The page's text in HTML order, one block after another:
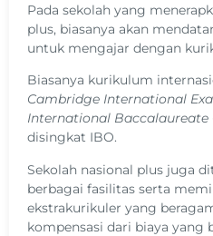
Pada sekolah yang
plus, biasanya akan
untuk mengajar dengan
Biasanya kurikulum
Cambridge International
International
disingkat IBO.
Sekolah nasional plus juga
berbagai fasilitas serta
ekstrakurikuler yang
kompensasi dari biaya yang